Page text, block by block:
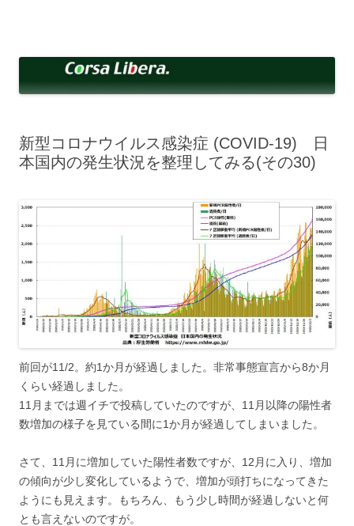
へ
ッ
新型コロナウイルス感染症 (COVID-19) 日
本国内の発生状況を整理してみる(その30)
前回が11/2。約1か月が経過しました。非常事態宣言から8か月
くらい経過しました。
11月までは週イチで投稿していたのですが、11月以降の陽性者
数増加の様子を見ている間に1か月が経過してしまいました。
さて、11月に増加していた陽性者数ですが、12月に入り、増加
の傾向が少し変化しているようで、増加が頭打ちになってきた
ようにも見えます。もちろん、もう少し時間が経過しないと何
とも言えないのですが。